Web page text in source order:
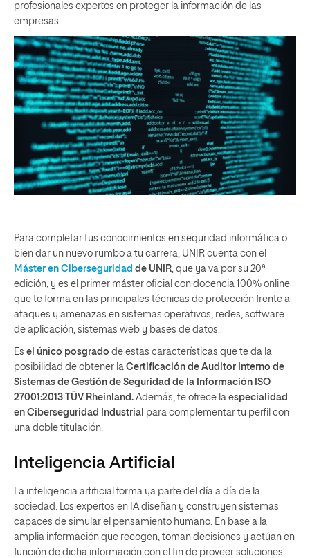
profesionales expertos en proteger la información de las
empresas.
Para completar tus conocimientos en seguridad informática o
bien dar un nuevo rumbo a tu carrera, UNIR cuenta con el
Máster en Ciberseguridad de UNIR , que ya va por su 20ª
edición, y es el primer máster oficial con docencia 100% online
que te forma en las principales técnicas de protección frente a
ataques y amenazas en sistemas operativos, redes, software
de aplicación, sistemas web y bases de datos.
Es el único posgrado de estas características que te da la
posibilidad de obtener la Certificación de Auditor Interno de
Sistemas de Gestión de Seguridad de la Información ISO
27001:2013 TÜV Rheinland. Además, te ofrece la especialidad
en Ciberseguridad Industrial para complementar tu perfil con
una doble titulación.
Inteligencia Artificial
La inteligencia artificial forma ya parte del día a día de la
sociedad. Los expertos en IA diseñan y construyen sistemas
capaces de simular el pensamiento humano. En base a la
amplia información que recogen, toman decisiones y actúan en
función de dicha información con el fin de proveer soluciones